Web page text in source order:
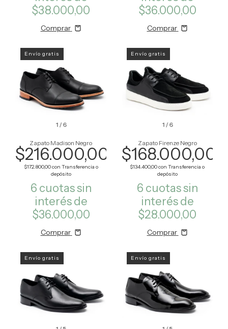
$38.000,00
Comprar
$36.000,00
Comprar
1 /6
Envío gratis
Zapato Madison Negro
$216.000,00
$172.800,00con Transferencia o
depósito
6 cuotas sin
interés de
$36.000,00
Comprar
1 /6
Envío gratis
Zapato Firenze Negro
$168.000,00
$134.400,00con Transferencia o
depósito
6 cuotas sin
interés de
$28.000,00
Comprar
Envío gratis Envío gratis